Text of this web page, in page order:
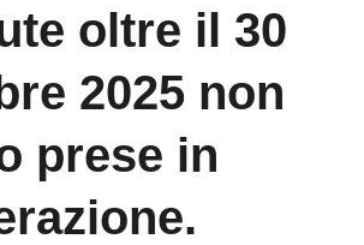
oltre il 30
2025 non
prese in